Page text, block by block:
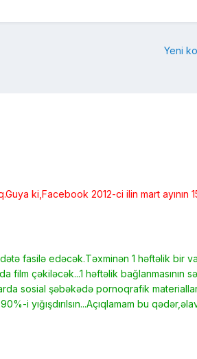
Yeni
ki,Facebook 2012-ci ilin mart ayının
fasilə edəcək.Təxminən 1 həftəlik bir
çəkiləcək...1 həftəlik bağlanmasının
sosial şəbəkədə pornoqrafik
i yığışdırılsın...Açıqlamam bu